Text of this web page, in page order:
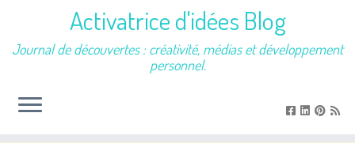
Activatrice d'idées Blog
Journal de découvertes : créativité, médias et développement
personnel.